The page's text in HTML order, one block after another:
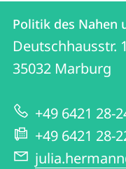
Kontakt
und
Informationen
zur
Website
Politik
des
und
Mittleren
Ostens
Politik des Nahen
Deutschhausstr.
35032 Marburg
+49 6421 28-
+49 6421 28-